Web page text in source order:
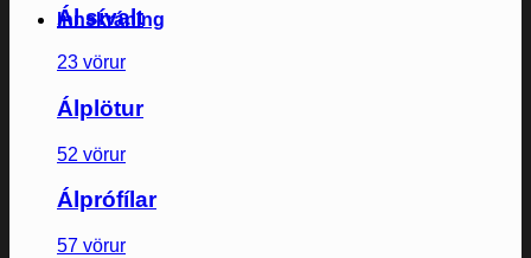
Innskráning
Ál sívalt
23 vörur
Álplötur
52 vörur
Álprófílar
57 vörur